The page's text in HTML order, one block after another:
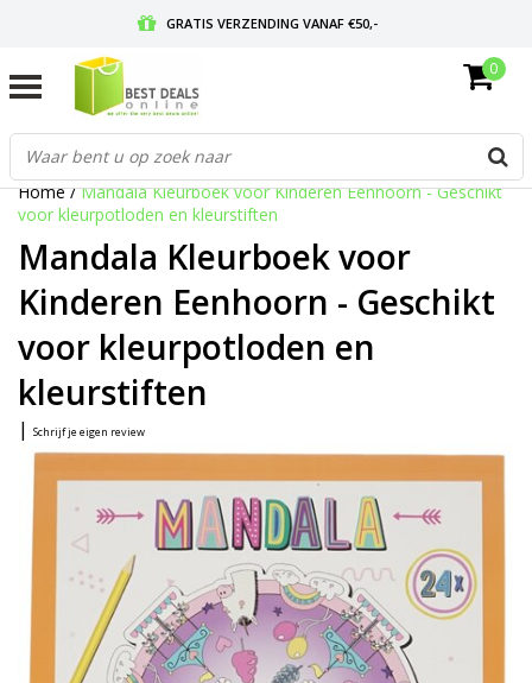
GRATIS VERZENDING VANAF €50,-
GRATIS RETOURNEREN EN 30 DAGEN BEDENKTIJD
0
Home/Mandala Kleurboek voor Kinderen Eenhoorn - Geschikt
voor kleurpotloden en kleurstiften
Mandala Kleurboek voor
Kinderen Eenhoorn - Geschikt
voor kleurpotloden en
kleurstiften
| Schrijf je eigen review